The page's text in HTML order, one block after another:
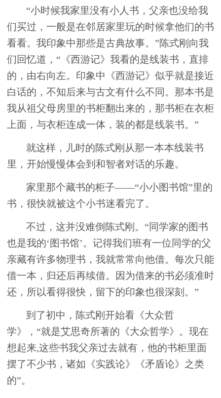
“小时候我家里没有小人书，父亲也没给我
们买过，一般是在邻居家里玩的时候拿他们的书
看看。我印象中那些是古典故事。”陈式刚向我
们回忆道，“《西游记》我看的是线装书，直排
的，由右向左。印象中《西游记》似乎就是接近
白话的，不知后来与古文有什么不同。那本书是
我从祖父母房里的书柜翻出来的，那书柜在衣柜
上面，与衣柜连成一体，装的都是线装书。”
就这样，儿时的陈式刚从那一本本线装书
里，开始慢慢体会到和智者对话的乐趣。
家里那个藏书的柜子——“小小图书馆”里的
书，很快就被这个小书迷看完了。
不过，这并没难倒陈式刚。“同学家的图书
也是我的‘图书馆’。记得我们班有一位同学的父
亲藏有许多物理书，我就常常向他借。每次只能
借一本，归还后再续借。因为借来的书必须准时
还，所以看得很快，留下的印象也很深刻。”
到了初中，陈式刚开始看《大众哲
学》，“就是艾思奇所著的《大众哲学》。现在
想起来,这些书我父亲过去就有，他的书柜里面
摆了不少书，诸如《实践论》《矛盾论》之类
的”。